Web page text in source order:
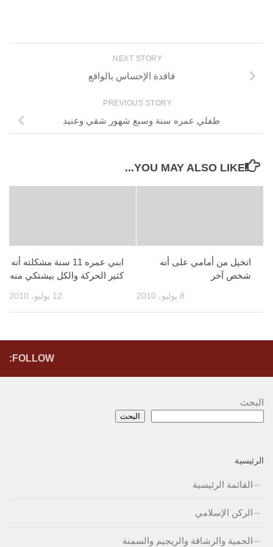
NEXT STORY
فاقدة الإحساس بالواقع
PREVIOUS STORY
طفلي عمره سنة وسبع شهور شقي وعنيد
YOU MAY ALSO LIKE...
ابني عمره 11 سنة مشكلته أنه
كثير الحركة والكل بيشتكي منه
12 يوليو، 2010
اتخيل من أمامي على أنه
شخص آخر
8 يوليو، 2010
FOLLOW:
البحث
البحث
الرئيسية
القائمة الرئيسية
الركن الإسلامي
الحمية والرشاقة والريجيم والسمنة